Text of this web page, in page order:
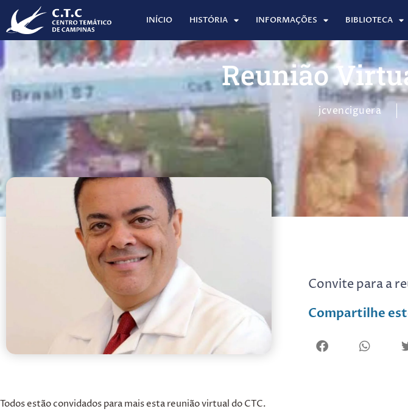
INÍCIO HISTÓRIA INFORMAÇÕES BIBLIOTECA
Reunião
jcvenciguera
Convite para a
Compartilhe
Todos estão convidados para mais esta reunião virtual do CTC.